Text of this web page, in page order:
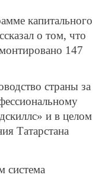
капитального
о том, что
147
страны за
и в целом
Татарстана
система